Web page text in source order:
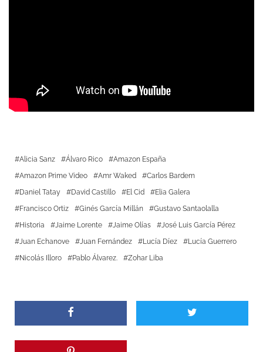
Alicia Sanz Álvaro Rico
Amazon España
Amazon Prime Video
Amr Waked
Carlos Bardem
Daniel Tatay
David Castillo El Cid
Elia Galera
Francisco Ortiz
Ginés García Millán
Gustavo Santaolalla
Historia
Jaime Lorente Jaime Olías
José Luis García Pérez
Juan Echanove
Juan Fernández Lucía Díez
Lucía Guerrero
Nicolás Illoro
Pablo Álvarez. Zohar Liba